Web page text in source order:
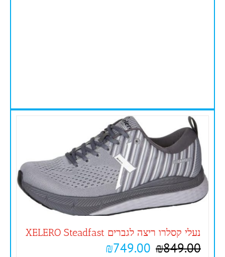
נעלי קסלרו ריצה לגברים XELERO Steadfast
₪849.00
₪749.00